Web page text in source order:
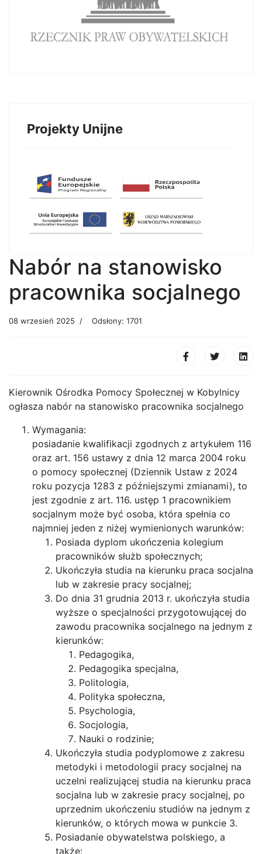
Projekty Unijne
Nabór na stanowisko
pracownika socjalnego
08 wrzesień 2025 Odsłony: 1701
Kierownik Ośrodka Pomocy Społecznej w Kobylnicy
ogłasza nabór na stanowisko pracownika socjalnego
Wymagania:
posiadanie kwalifikacji zgodnych z artykułem 116
oraz art. 156 ustawy z dnia 12 marca 2004 roku
o pomocy społecznej (Dziennik Ustaw z 2024
roku pozycja 1283 z późniejszymi zmianami), to
jest zgodnie z art. 116. ustęp 1 pracownikiem
socjalnym może być osoba, która spełnia co
najmniej jeden z niżej wymienionych warunków:
Posiada dyplom ukończenia kolegium
pracowników służb społecznych;
Ukończyła studia na kierunku praca socjalna
lub w zakresie pracy socjalnej;
Do dnia 31 grudnia 2013 r. ukończyła studia
wyższe o specjalności przygotowującej do
zawodu pracownika socjalnego na jednym z
kierunków:
Pedagogika,
Pedagogika specjalna,
Politologia,
Polityka społeczna,
Psychologia,
Socjologia,
Nauki o rodzinie;
Ukończyła studia podyplomowe z zakresu
metodyki i metodologii pracy socjalnej na
uczelni realizującej studia na kierunku praca
socjalna lub w zakresie pracy socjalnej, po
uprzednim ukończeniu studiów na jednym z
kierunków, o których mowa w punkcie 3.
Posiadanie obywatelstwa polskiego, a
także: